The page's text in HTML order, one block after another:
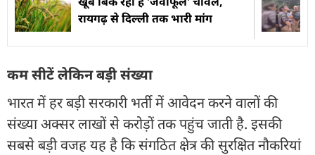
रायगढ़ से दिल्ली तक भारी मांग
कम सीटें लेकिन बड़ी संख्या
भारत में हर बड़ी सरकारी भर्ती में आवेदन करने वालों की
संख्या अक्सर लाखों से करोड़ों तक पहुंच जाती है. इसकी
सबसे बड़ी वजह यह है कि संगठित क्षेत्र की सुरक्षित नौकरियां